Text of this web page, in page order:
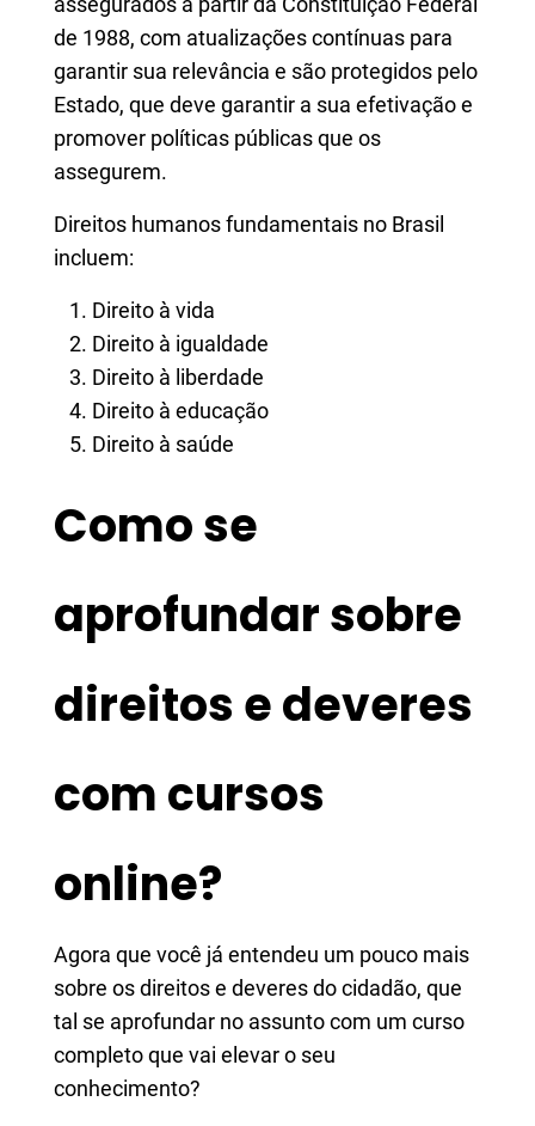
de 1988, com atualizações contínuas para
garantir sua relevância e são protegidos pelo
Estado, que deve garantir a sua efetivação e
promover políticas públicas que os
assegurem.
Direitos humanos fundamentais no Brasil
incluem:
Direito à vida
Direito à igualdade
Direito à liberdade
Direito à educação
Direito à saúde
Como se
aprofundar sobre
direitos e deveres
com cursos
online?
Agora que você já entendeu um pouco mais
sobre os direitos e deveres do cidadão, que
tal se aprofundar no assunto com um curso
completo que vai elevar o seu
conhecimento?